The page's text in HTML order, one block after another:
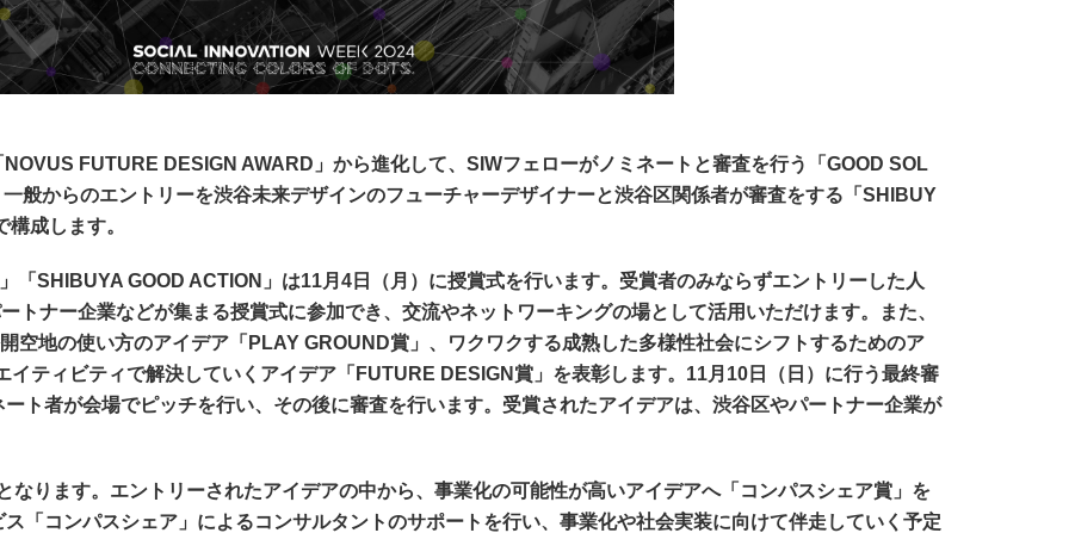
NOVUS FUTURE DESIGN AWARD」から進化して、SIWフェローがノミネートと審査を行う「GOOD SOL
般からのエントリーを渋谷未来デザインのフューチャーデザイナーと渋谷区関係者が審査をする「SHIBUY
成します。
「SHIBUYA GOOD ACTION」は11月4日（月）に授賞式を行います。受賞者のみならずエントリーした人
トナー企業などが集まる授賞式に参加でき、交流やネットワーキングの場として活用いただけます。また、
空地の使い方のアイデア「PLAY GROUND賞」、ワクワクする成熟した多様性社会にシフトするためのア
ティビティで解決していくアイデア「FUTURE DESIGN賞」を表彰します。11月10日（日）に行う最終審
ト者が会場でピッチを行い、その後に審査を行います。受賞されたアイデアは、渋谷区やパートナー企業が
なります。エントリーされたアイデアの中から、事業化の可能性が高いアイデアへ「コンパスシェア賞」を
「コンパスシェア」によるコンサルタントのサポートを行い、事業化や社会実装に向けて伴走していく予定